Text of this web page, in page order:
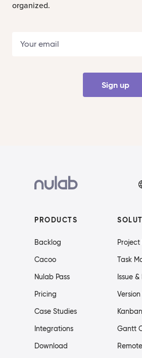
organized.
Sign up
PRODUCTS
Backlog
Cacoo
Nulab Pass
Pricing
Case Studies
Integrations
Download
Task
Issue
Kanban
Gantt